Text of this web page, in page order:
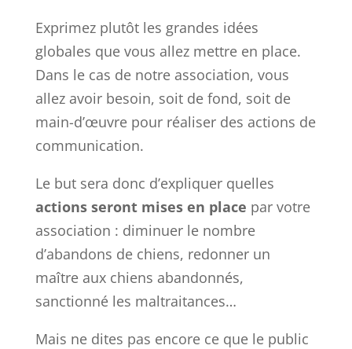
Exprimez plutôt les grandes idées
globales que vous allez mettre en place.
Dans le cas de notre association, vous
allez avoir besoin, soit de fond, soit de
main-d’œuvre pour réaliser des actions de
communication.
Le but sera donc d’expliquer quelles
actions seront mises en place par votre
association : diminuer le nombre
d’abandons de chiens, redonner un
maître aux chiens abandonnés,
sanctionné les maltraitances…
Mais ne dites pas encore ce que le public